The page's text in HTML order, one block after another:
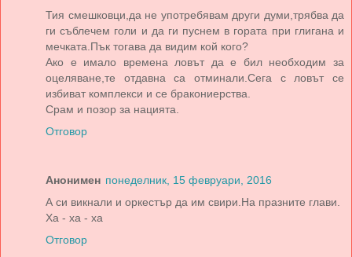
Тия смешковци,да не употребявам други думи,трябва да
ги съблечем голи и да ги пуснем в гората при глигана и
мечката.Пък тогава да видим кой кого?
Ако е имало времена ловът да е бил необходим за
оцеляване,те отдавна са отминали.Сега с ловът се
избиват комплекси и се бракониерства.
Срам и позор за нацията.
Отговор
Анонимен понеделник, 15 февруари, 2016
А си викнали и оркестър да им свири.На празните глави.
Ха - ха - ха
Отговор